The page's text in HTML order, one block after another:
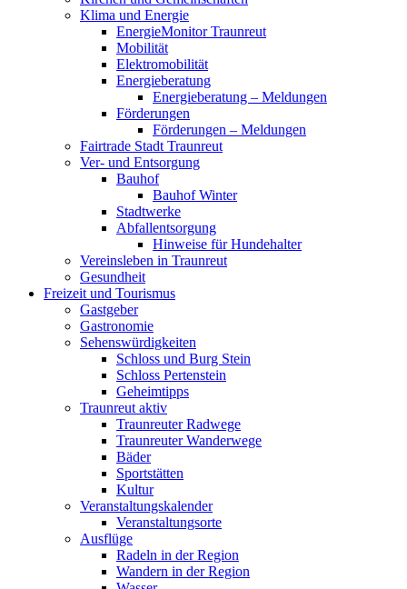
Klima und Energie
EnergieMonitor Traunreut
Mobilität
Elektromobilität
Energieberatung
Energieberatung – Meldungen
Förderungen
Förderungen – Meldungen
Fairtrade Stadt Traunreut
Ver- und Entsorgung
Bauhof
Bauhof Winter
Stadtwerke
Abfallentsorgung
Hinweise für Hundehalter
Vereinsleben in Traunreut
Gesundheit
Freizeit und Tourismus
Gastgeber
Gastronomie
Sehenswürdigkeiten
Schloss und Burg Stein
Schloss Pertenstein
Geheimtipps
Traunreut aktiv
Traunreuter Radwege
Traunreuter Wanderwege
Bäder
Sportstätten
Kultur
Veranstaltungskalender
Veranstaltungsorte
Ausflüge
Radeln in der Region
Wandern in der Region